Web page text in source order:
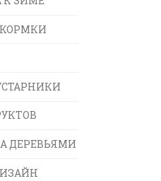
ДЕРЕВЬЯМИ